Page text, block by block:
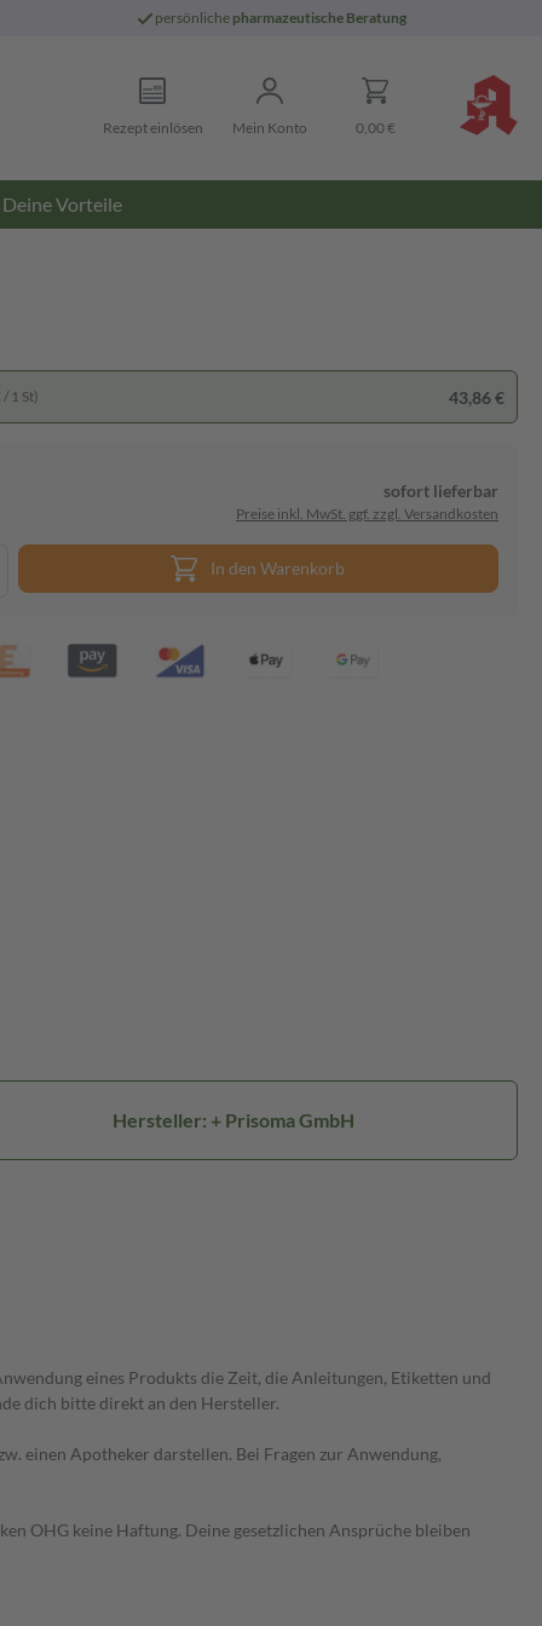
persönliche pharmazeutische Beratung
Rezept einlösen Mein Konto 0,00 €
Deine Vorteile
1 St) 43,86 €
sofort lieferbar
Preise inkl. MwSt. ggf. zzgl. Versandkosten
In den Warenkorb
Hersteller: + Prisoma GmbH
eines Produkts die Zeit, die Anleitungen, Etiketten und
dich bitte direkt an den Hersteller.
einen Apotheker darstellen. Bei Fragen zur Anwendung,
OHG keine Haftung. Deine gesetzlichen Ansprüche bleiben